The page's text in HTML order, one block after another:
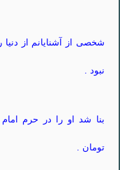
شخصی از آشنایانم از
نبود .
تومان .